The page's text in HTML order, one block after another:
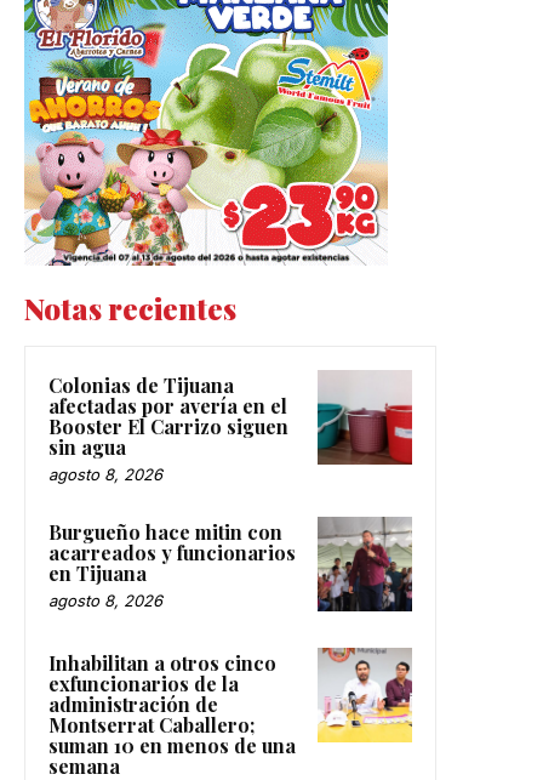
Notas recientes
Colonias de Tijuana
afectadas por avería en el
Booster El Carrizo siguen
sin agua
agosto 8, 2026
Burgueño hace mitin con
acarreados y funcionarios
en Tijuana
agosto 8, 2026
Inhabilitan a otros cinco
exfuncionarios de la
administración de
Montserrat Caballero;
suman 10 en menos de una
semana